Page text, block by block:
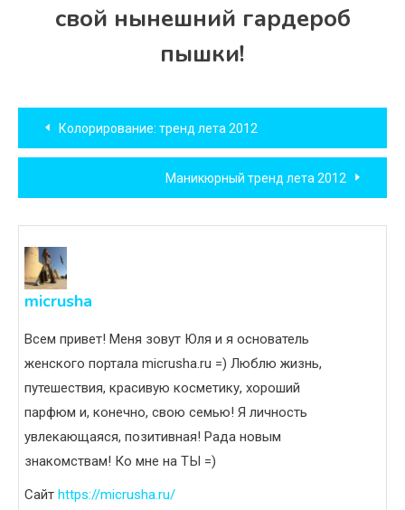
свой нынешний гардероб
пышки!
Навигация
по
записям
Колорирование: тренд лета 2012
Маникюрный тренд лета 2012
micrusha
Всем привет! Меня зовут Юля и я основатель
женского портала micrusha.ru =) Люблю жизнь,
путешествия, красивую косметику, хороший
парфюм и, конечно, свою семью! Я личность
увлекающаяся, позитивная! Рада новым
знакомствам! Ко мне на ТЫ =)
Сайт https://micrusha.ru/